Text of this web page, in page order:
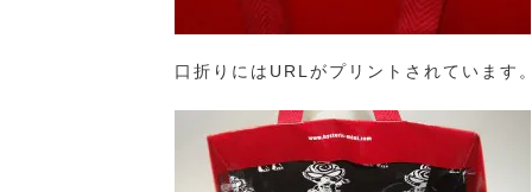
口折りにはURLがプリントされています。